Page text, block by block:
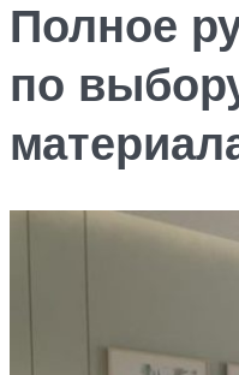
Полное
по